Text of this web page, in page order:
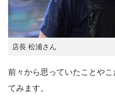
店長 松浦さん
前々から思っていたことや
てみます。